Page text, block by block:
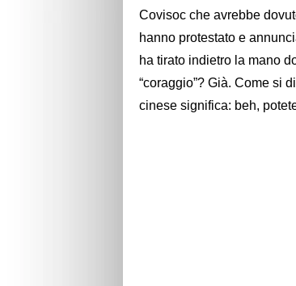
Covisoc che avrebbe
hanno protestato e
ha tirato indietro la mano
“coraggio”? Già. Come si
cinese significa: beh,